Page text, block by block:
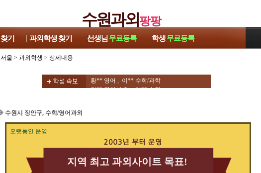
수원과외팡팡
찾기 과외학생찾기 선생님 무료등록 학생무료등록
서울 > 과외학생 > 상세내용
황** 영어 , 이** 수학/과학
김** 영어/수학 , 이** 수학
박** 수학/물리 , 권** 수학
권** 영어 , 김** 수학/과학
조** 수학/영어 , 우** 수학/과학
황** 영어 , 이** 수학/과학
김** 영어/수학 , 이** 수학
수원시 장안구, 수학/영어과외
오랫동안 운영
지역 최고 과외사이트 목표!